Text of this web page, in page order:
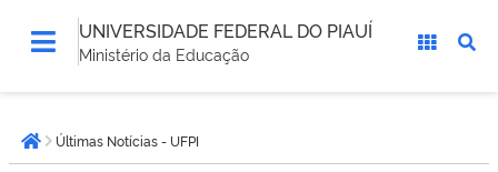
UNIVERSIDADE FEDERAL DO PIAUÍ
Ministério da Educação
está
aqui:Página inicial
Últimas Notícias - UFPI